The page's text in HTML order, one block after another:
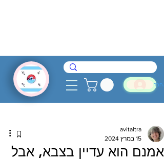
אמנם הוא עדיין בצבא, אבל
avitaltra
15 במרץ 2024